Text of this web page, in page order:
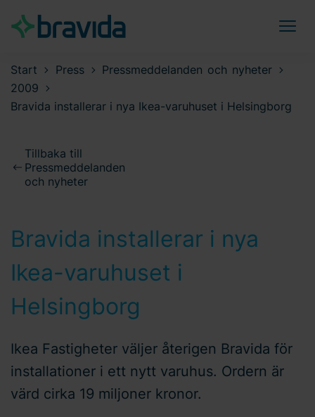
Start Press
Pressmeddelanden och nyheter
2009
Bravida installerar i nya Ikea-varuhuset i Helsingborg
Tillbaka till
Pressmeddelanden
och nyheter
Bravida installerar i nya
Ikea-varuhuset i
Helsingborg
Ikea Fastigheter väljer återigen Bravida för
installationer i ett nytt varuhus. Ordern är
värd cirka 19 miljoner kronor.